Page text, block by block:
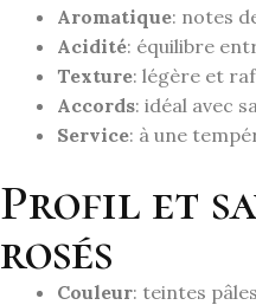
Aromatique: notes
Acidité: équilibre
Texture: légère et
Accords: idéal avec
Service: à une
Profil et
rosés
Couleur: teintes